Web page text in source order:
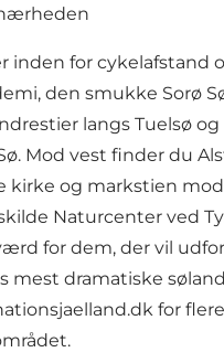
inden for cykelafstand
den smukke Sorø
langs Tuelsø og
Mod vest finder du
kirke og markstien
Naturcenter ved
for dem, der vil
mest dramatiske
for flere